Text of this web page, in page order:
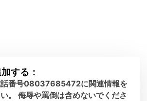
する：
話番号08037685472に関連情報を
。 侮辱や罵倒は含めないでくださ